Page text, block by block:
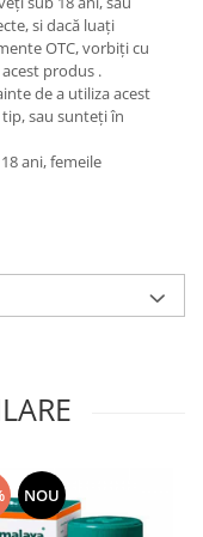
si dacă luaţi
OTC, vorbiţi cu
produs .
de a utiliza acest
sau sunteţi în
ani, femeile
NOU